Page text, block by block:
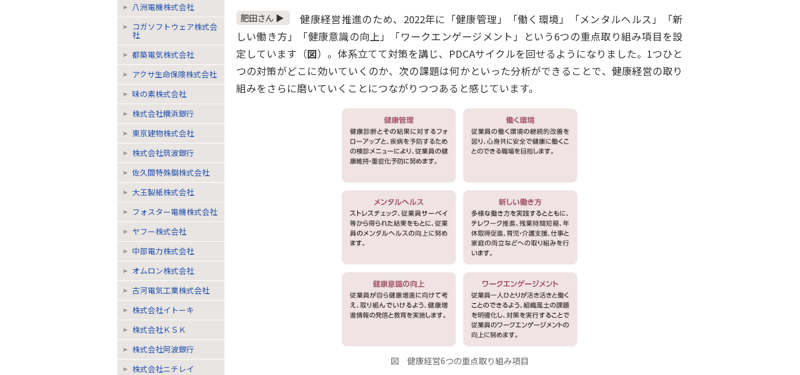
肥田さん ▶
健康経営推進のため、2022年に「健康管理」「働く環境」「メンタルヘルス」「新
しい働き方」「健康意識の向上」「ワークエンゲージメント」という6つの重点取り組み項目を設
定しています（図）。体系立てて対策を講じ、PDCAサイクルを回せるようになりました。1つひと
つの対策がどこに効いていくのか、次の課題は何かといった分析ができることで、健康経営の取り
組みをさらに磨いていくことにつながりつつあると感じています。
図 健康経営6つの重点取り組み項目
八洲電機株式会社
コガソフトウェア株式会
社
都築電気株式会社
アクサ生命保険株式会社
味の素株式会社
株式会社横浜銀行
東京建物株式会社
株式会社筑波銀行
佐久間特殊鋼株式会社
大王製紙株式会社
フォスター電機株式会社
ヤフー株式会社
中部電力株式会社
オムロン株式会社
古河電気工業株式会社
株式会社イトーキ
株式会社ＫＳＫ
株式会社阿波銀行
株式会社ニチレイ